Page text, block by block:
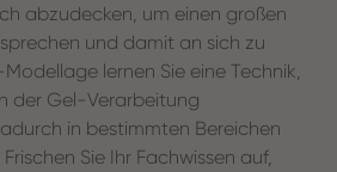
abzudecken, um einen großen
und damit an sich zu
lernen Sie eine Technik,
der Gel-Verarbeitung
in bestimmten Bereichen
Sie Ihr Fachwissen auf,